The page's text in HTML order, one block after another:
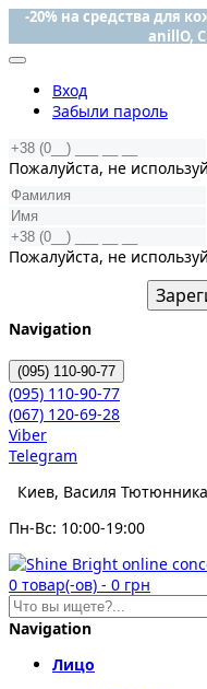
-20% на средства для
anillO,
Вход
Забыли пароль
Пожалуйста, не
Пожалуйста, не
Navigation
(095) 110-90-77
(095) 110-90-77
(067) 120-69-28
Viber
Telegram
Киев, Василя
Пн-Вс: 10:00-19:00
0 товар(-ов) - 0 грн
Navigation
Лицо